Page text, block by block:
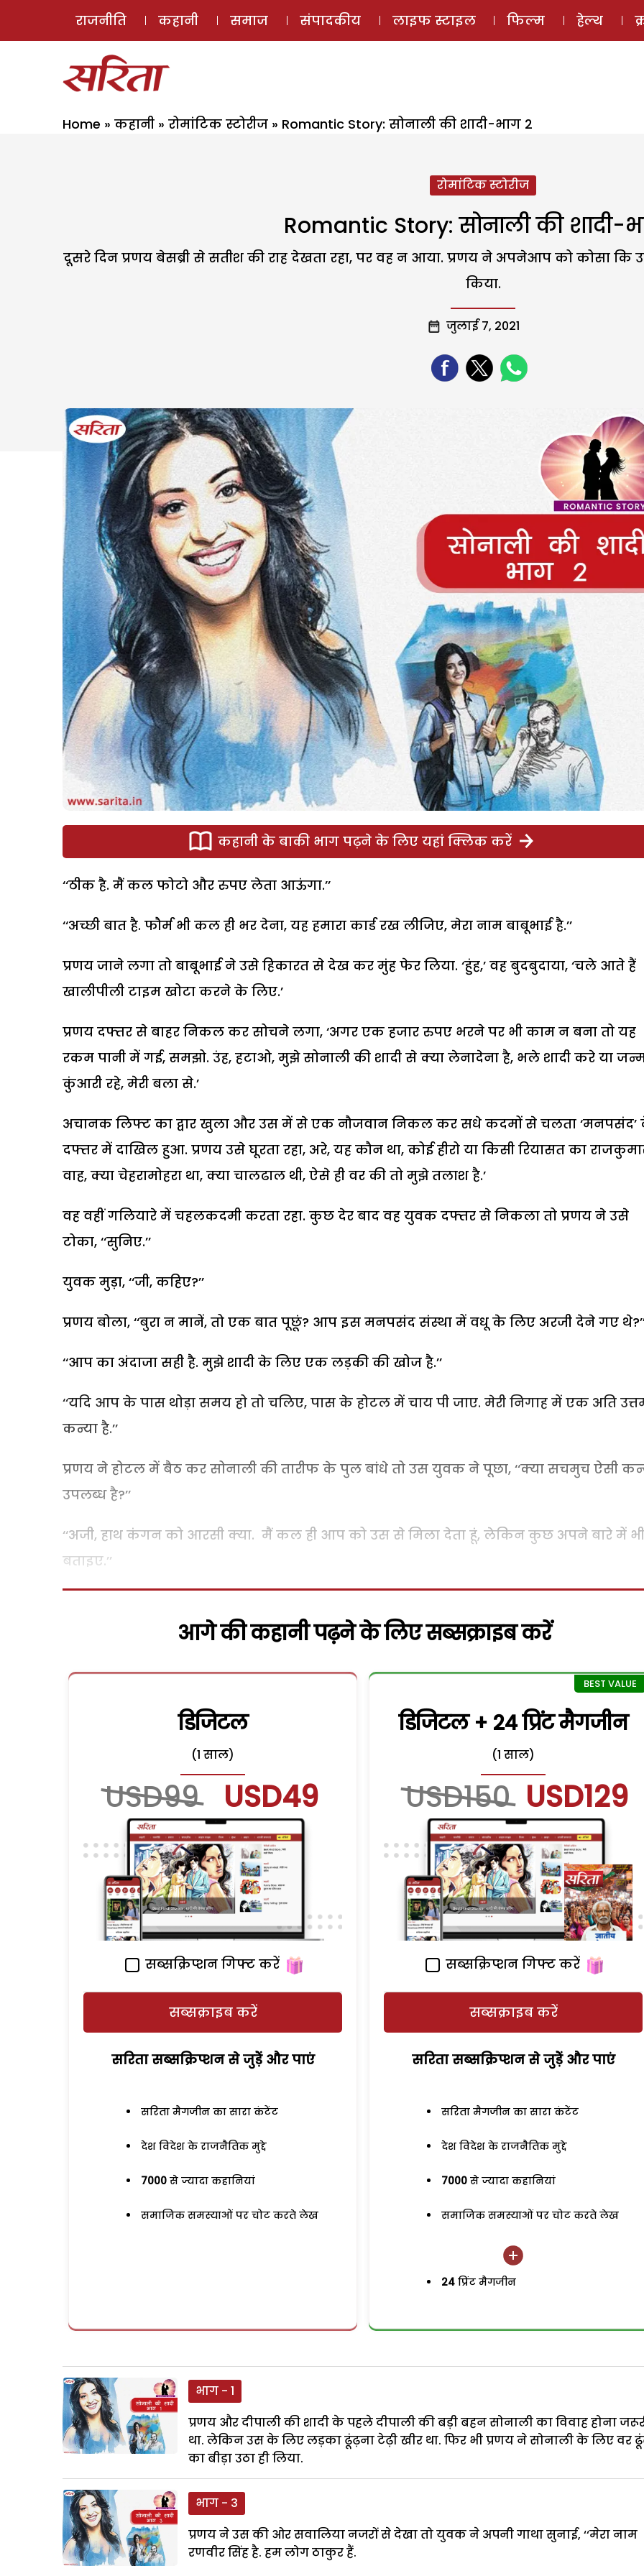
ई-मैगज़ीन
राजनीति कहानी समाज संपादकीय लाइफ स्टाइल फिल्म हेल्थ
Home » कहानी » रोमांटिक स्टोरीज » Romantic Story: सोनाली की शादी-भाग 2
रोमांटिक स्टोरीज
Romantic Story: सोनाली की शादी-
दूसरे दिन प्रणय बेसब्री से सतीश की राह देखता रहा, पर वह न आया. प्रणय ने अपनेआप को कोसा
किया.
जुलाई 7, 2021
कहानी के बाकी भाग पढ़ने के लिए यहां क्लिक करें
‘‘ठीक है. मैं कल फोटो और रुपए लेता आऊंगा.’’
‘‘अच्छी बात है. फौर्म भी कल ही भर देना, यह हमारा कार्ड रख लीजिए, मेरा नाम बाबूभाई है.’’
प्रणय जाने लगा तो बाबूभाई ने उसे हिकारत से देख कर मुंह फेर लिया. ‘हुंह,’ वह बुदबुदाया, ‘चले आते हैं
खालीपीली टाइम खोटा करने के लिए.’
प्रणय दफ्तर से बाहर निकल कर सोचने लगा, ‘अगर एक हजार रुपए भरने पर भी काम न बना तो यह
रकम पानी में गई, समझो. उंह, हटाओ, मुझे सोनाली की शादी से क्या लेनादेना है, भले शादी करे या
कुंआरी रहे, मेरी बला से.’
अचानक लिफ्ट का द्वार खुला और उस में से एक नौजवान निकल कर सधे कदमों से चलता ‘मनपसंद’
दफ्तर में दाखिल हुआ. प्रणय उसे घूरता रहा, अरे, यह कौन था, कोई हीरो या किसी रियासत का
वाह, क्या चेहरामोहरा था, क्या चालढाल थी, ऐसे ही वर की तो मुझे तलाश है.’
वह वहीं गलियारे में चहलकदमी करता रहा. कुछ देर बाद वह युवक दफ्तर से निकला तो प्रणय ने उसे
टोका, ‘‘सुनिए.’’
युवक मुड़ा, ‘‘जी, कहिए?’’
प्रणय बोला, ‘‘बुरा न मानें, तो एक बात पूछूं? आप इस मनपसंद संस्था में वधू के लिए अरजी देने गए
‘‘आप का अंदाजा सही है. मुझे शादी के लिए एक लड़की की खोज है.’’
‘‘यदि आप के पास थोड़ा समय हो तो चलिए, पास के होटल में चाय पी जाए. मेरी निगाह में एक अति
कन्या है.’’
प्रणय ने होटल में बैठ कर सोनाली की तारीफ के पुल बांधे तो उस युवक ने पूछा, ‘‘क्या सचमुच ऐसी
उपलब्ध है?’’
‘‘अजी, हाथ कंगन को आरसी क्या. मैं कल ही आप को उस से मिला देता हूं, लेकिन कुछ अपने बारे में भी
बताइए.’’
आगे की कहानी पढ़ने के लिए सब्सक्राइब करें
डिजिटल
(1 साल)
USD99 USD49
सब्सक्रिप्शन गिफ्ट करें
सब्सक्राइब करें
सरिता सब्सक्रिप्शन से जुड़ेें और पाएं
सरिता मैगजीन का सारा कंटेंट
देश विदेश के राजनैतिक मुद्दे
7000 से ज्यादा कहानियां
समाजिक समस्याओं पर चोट करते लेख
डिजिटल + 24 प्रिंट मैगजीन
(1 साल)
USD150 USD129
सब्सक्रिप्शन गिफ्ट करें
सब्सक्राइब करें
सरिता सब्सक्रिप्शन से जुड़ेें और पाएं
सरिता मैगजीन का सारा कंटेंट
देश विदेश के राजनैतिक मुद्दे
7000 से ज्यादा कहानियां
समाजिक समस्याओं पर चोट करते लेख
24 प्रिंट मैगजीन
भाग - 1
प्रणय और दीपाली की शादी के पहले दीपाली की बड़ी बहन सोनाली का विवाह होना
था. लेकिन उस के लिए लड़का ढूंढ़ना टेढ़ी खीर था. फिर भी प्रणय ने सोनाली के लिए वर
का बीड़ा उठा ही लिया.
भाग - 3
प्रणय ने उस की ओर सवालिया नजरों से देखा तो युवक ने अपनी गाथा सुनाई, ‘‘मेरा नाम
रणवीर सिंह है. हम लोग ठाकुर हैं.